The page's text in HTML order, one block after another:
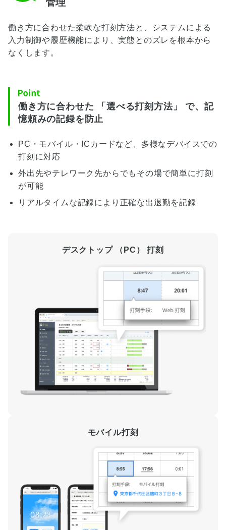
働き方に合わせた柔軟な打刻方法と、システムによる
入力制御や履歴機能により、実態とのズレを根本から
なくします。
働き方に合わせた 「選べる打刻方法」 で、記
憶頼みの記録を防止
PC・モバイル・ICカードなど、多様なデバイスでの
打刻に対応
外出先やテレワーク先からでもその場で簡単に打刻
が可能
リアルタイムな記録により正確な出退勤を記録
デスクトップ （PC） 打刻
モバイル打刻